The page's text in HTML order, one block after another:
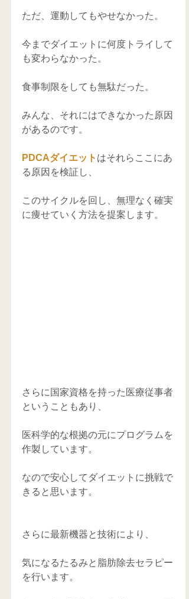
ただ、運動してもやせなかった。
今までダイエットに何度トライして
も変わらなかった。
食事制限をしても無駄だった。
みんな、それにはできなかった原因
があるのです。
PDCAダイエット はそれらここにあ
る原因を検証し、
このサイクルを回し、無理なく確実
に痩せていく方法を提案します。
さらに国家資格を持った医療従事者
ということもあり、
医科学的な根拠の元にプログラムを
作製しています。
なので安心してダイエットに挑戦で
きると思います。
さらに最新機器と技術により、
気になるたるみと脂肪除去セラピー
を行います。